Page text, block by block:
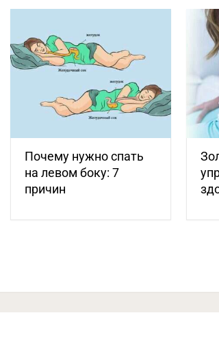
Почему нужно спать
на левом боку: 7
причин